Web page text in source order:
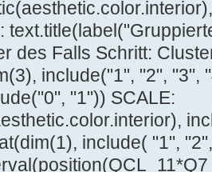
des Falls Schritt:
include("1", "2", "3",
"1")) SCALE:
include( "1",